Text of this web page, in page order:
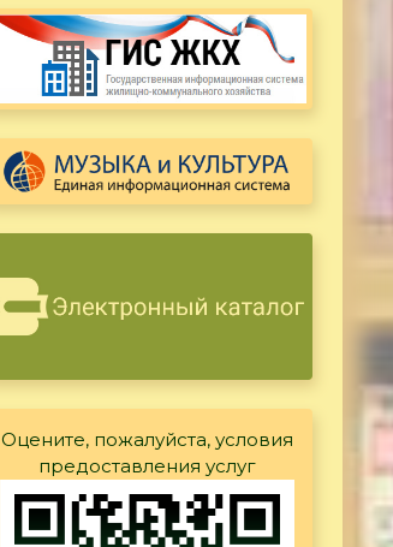
Оцените, пожалуйста, условия
предоставления услуг